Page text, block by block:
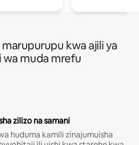
kwa ajili ya
wa muda mrefu
zilizo na samani
huduma kamili zinajumuisha